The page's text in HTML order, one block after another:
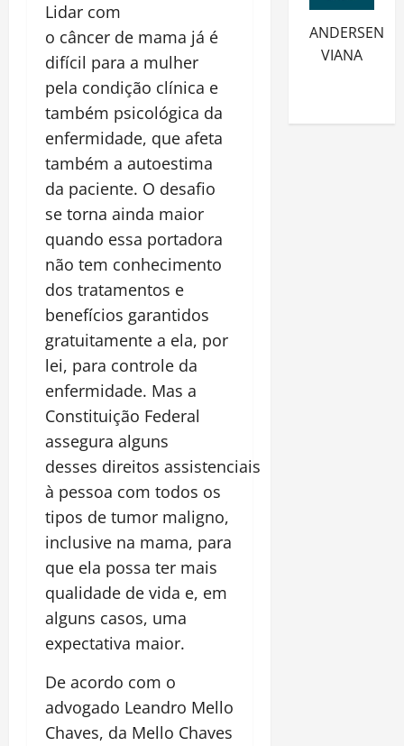
Lidar com
o câncer de mama já é
difícil para a mulher
pela condição clínica e
também psicológica da
enfermidade, que afeta
também a autoestima
da paciente. O desafio
se torna ainda maior
quando essa portadora
não tem conhecimento
dos tratamentos e
benefícios garantidos
gratuitamente a ela, por
lei, para controle da
enfermidade. Mas a
Constituição Federal
assegura alguns
desses direitos assistenciais
à pessoa com todos os
tipos de tumor maligno,
inclusive na mama, para
que ela possa ter mais
qualidade de vida e, em
alguns casos, uma
expectativa maior.
De acordo com o
advogado Leandro Mello
Chaves, da Mello Chaves
ANDERSEN
VIANA